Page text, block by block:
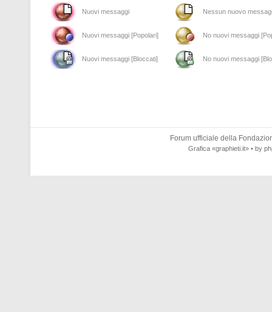
Nuovi messaggi Nessun nuovo
Nuovi messaggi [Popolari] No nuovi messaggi
Nuovi messaggi [Bloccati] No nuovi messaggi
Forum ufficiale della
Grafica «graphieti.it» • by